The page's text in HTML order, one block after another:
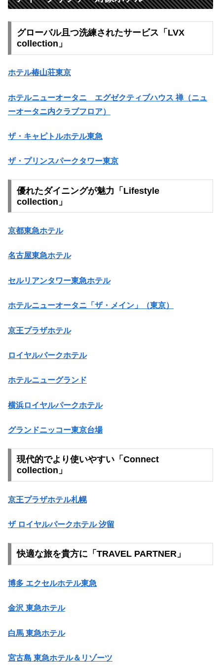
グローバル且つ洗練されたサービス「LVX
collection」
ホテル椿山荘東京
ホテルニューオータニ エグゼクティブハウス 禅（ニュ
ーオータニ内クラブフロア）
ザ・キャピトルホテル東急
ザ・プリンスパークタワー東京
優れたダイニングが魅力「Lifestyle
collection」
京都東急ホテル
名古屋東急ホテル
セルリアンタワー東急ホテル
ホテルニューオータニ「ザ・メイン」（東京）
京王プラザホテル
ロイヤルパークホテル
ホテルニューグランド
横浜ロイヤルパークホテル
グランドニッコー東京台場
現代的でより使いやすい「Connect
collection」
京王プラザホテル札幌
ザ ロイヤルパークホテル 汐留
快適な旅を貴方に「TRAVEL PARTNER」
博多 エクセルホテル東急
金沢 東急ホテル
白馬 東急ホテル
宮古島 東急ホテル＆リゾーツ